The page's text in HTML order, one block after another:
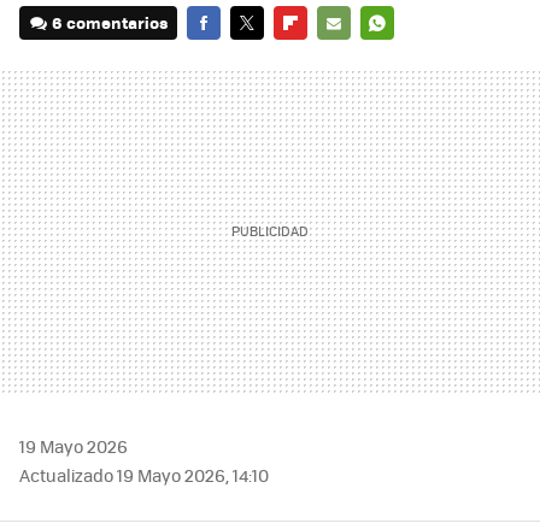
6 comentarios
MAIL
19 Mayo 2026
Actualizado 19 Mayo 2026, 14:10